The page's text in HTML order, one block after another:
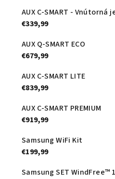
AUX C-SMART - Vnútorná
€339,99
AUX Q-SMART ECO
€679,99
AUX C-SMART LITE
€839,99
AUX C-SMART PREMIUM
€919,99
Samsung WiFi Kit
€199,99